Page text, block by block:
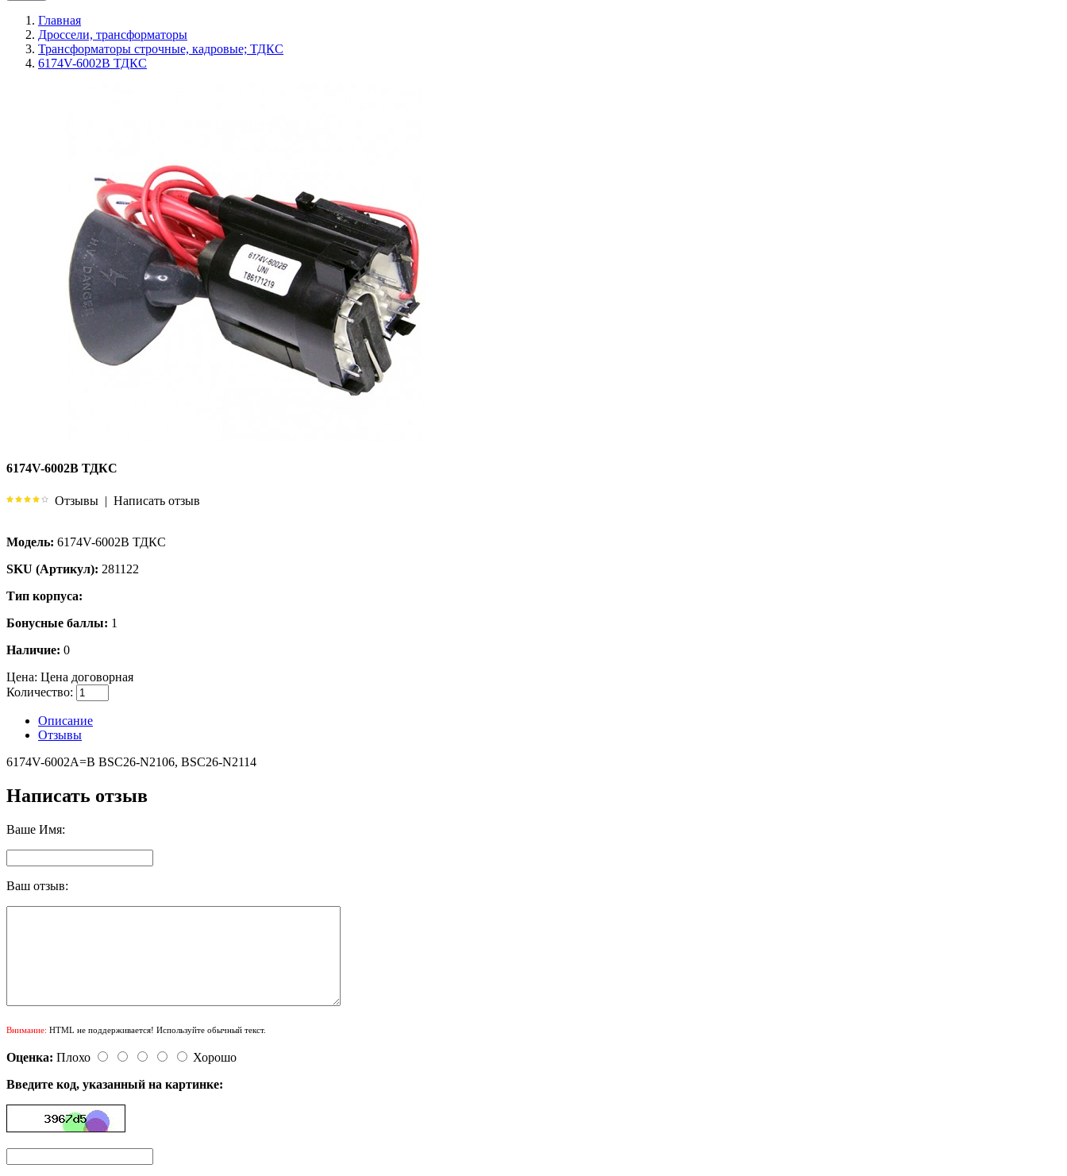
Главная
Дроссели, трансформаторы
Трансформаторы строчные, кадровые; ТДКС
6174V-6002B ТДКС
6174V-6002B ТДКС
Отзывы | Написать отзыв
Модель: 6174V-6002B ТДКС
SKU (Артикул): 281122
Тип корпуса:
Бонусные баллы: 1
Наличие: 0
Цена: Цена договорная
Количество:
Описание
Отзывы
6174V-6002A=B BSC26-N2106, BSC26-N2114
Написать отзыв
Ваше Имя:
Ваш отзыв:
Внимание: HTML не поддерживается! Используйте обычный текст.
Оценка: Плохо
Хорошо
Введите код, указанный на картинке: